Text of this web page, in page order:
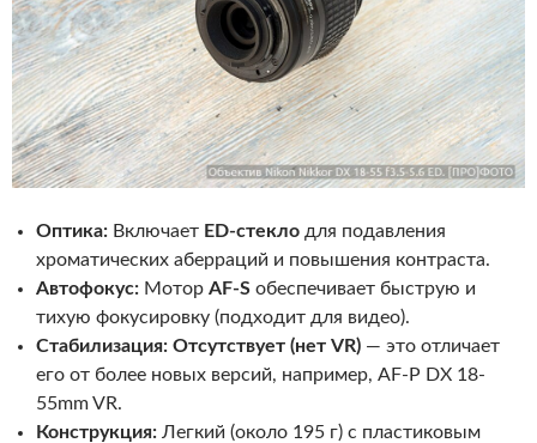
Оптика: Включает ED-стекло для подавления
хроматических аберраций и повышения контраста.
Автофокус: Мотор AF-S обеспечивает быструю и
тихую фокусировку (подходит для видео).
Стабилизация: Отсутствует (нет VR) — это отличает
его от более новых версий, например, AF-P DX 18-
55mm VR.
Конструкция: Легкий (около 195 г) с пластиковым